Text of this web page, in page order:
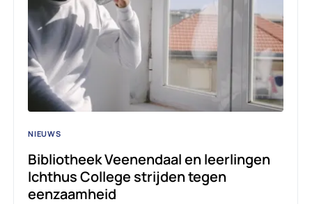
NIEUWS
Bibliotheek Veenendaal en leerlingen
Ichthus College strijden tegen
eenzaamheid